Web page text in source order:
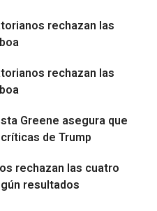
rechazan las
rechazan las
Greene asegura que
de Trump
rechazan las cuatro
resultados